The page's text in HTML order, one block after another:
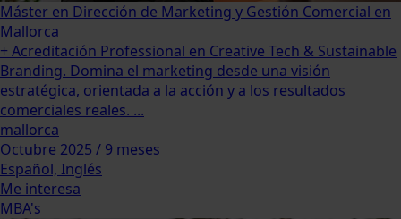
Máster en Dirección de Marketing y Gestión Comercial en
Mallorca
+ Acreditación Professional en Creative Tech & Sustainable
Branding. Domina el marketing desde una visión
estratégica, orientada a la acción y a los resultados
comerciales reales. ...
mallorca
Octubre 2025 / 9 meses
Español, Inglés
Me interesa
MBA's